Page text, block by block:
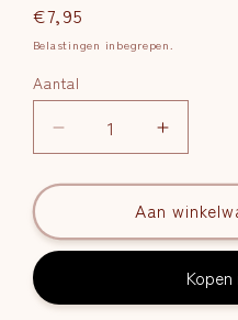
Normale
prijs
€7,95
Belastingen inbegrepen.
Aantal
Aantal
Aantal
verlagen
voor
Splitarmband
Aantal
voor
Sodaliet
Aan